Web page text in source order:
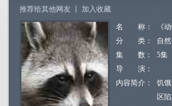
推荐给其他网友 加入收藏
名 称：
《
分 类：
自然
集 数：
5集
导 演：
内容简介：
饥
区